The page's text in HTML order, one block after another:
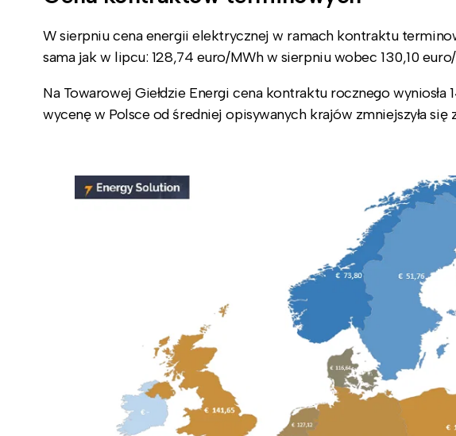
W sierpniu cena energii elektrycznej w ramach kontraktu
sama jak w lipcu: 128,74 euro/MWh w sierpniu wobec 130,10
Na Towarowej Giełdzie Energi cena kontraktu rocznego wyniosła
wycenę w Polsce od średniej opisywanych krajów zmniejszyła się